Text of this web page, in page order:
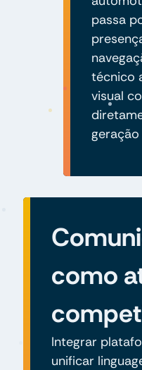
passa
técnico
visual
como
Integrar
unificar